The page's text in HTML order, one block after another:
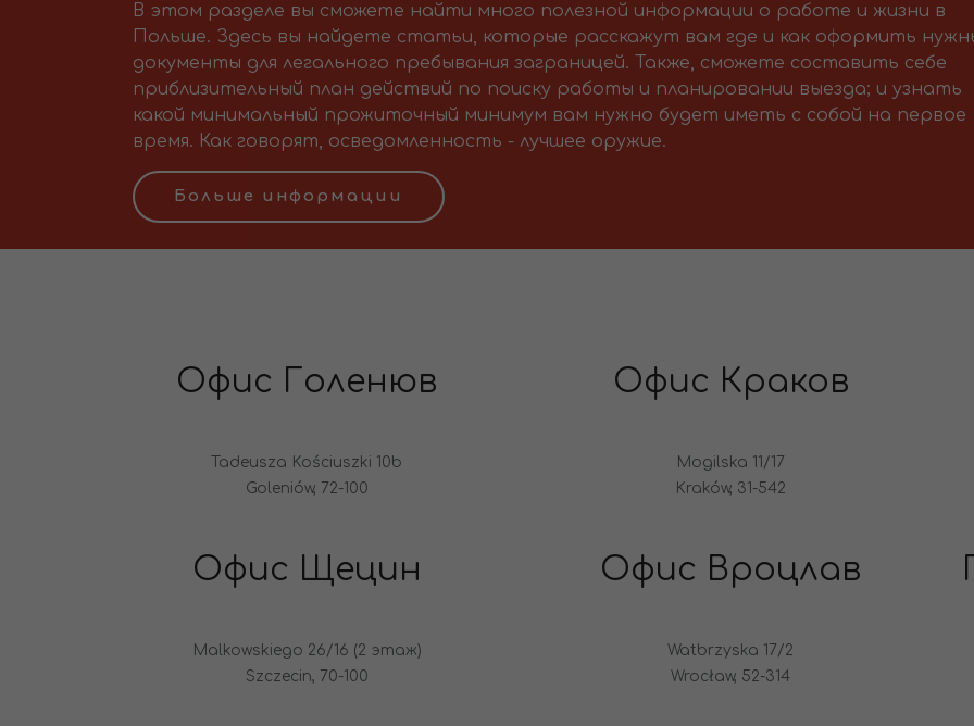
В этом разделе вы сможете найти много полезной информации о работе и жизни в
Польше. Здесь вы найдете статьи, которые расскажут вам где и как оформить
документы для легального пребывания заграницей. Также, сможете составить себе
приблизительный план действий по поиску работы и планировании выезда; и узнать
какой минимальный прожиточный минимум вам нужно будет иметь с собой на первое
время. Как говорят, осведомленность - лучшее оружие.
Больше информации
Офис Голенюв
Tadeusza Kościuszki 10b
Goleniów, 72-100
Офис Краков
Mogilska 11/17
Kraków, 31-542
Офис Щецин
Malkowskiego 26/16 (2 этаж)
Szczecin, 70-100
Офис Вроцлав
Watbrzyska 17/2
Wrocław, 52-314